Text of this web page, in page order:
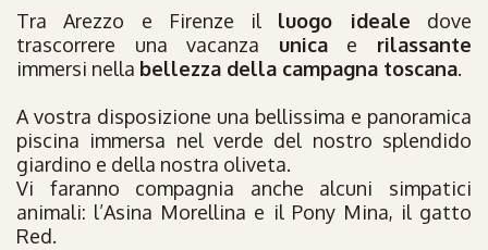
Tra Arezzo e Firenze il luogo ideale dove
trascorrere una vacanza unicae rilassante
immersi nella bellezza della campagna toscana.
A vostra disposizione una bellissima e panoramica
piscina immersa nel verde del nostro splendido
giardino e della nostra oliveta.
Vi faranno compagnia anche alcuni simpatici
animali: l’Asina Morellina e il Pony Mina, il gatto
Red.